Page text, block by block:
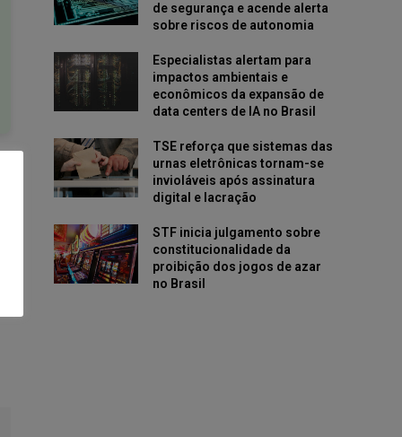
de segurança e acende alerta
sobre riscos de autonomia
Especialistas alertam para
impactos ambientais e
econômicos da expansão de
data centers de IA no Brasil
TSE reforça que sistemas das
urnas eletrônicas tornam-se
invioláveis após assinatura
digital e lacração
STF inicia julgamento sobre
constitucionalidade da
proibição dos jogos de azar
no Brasil